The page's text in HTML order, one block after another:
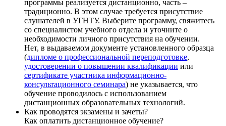
программы реализуется дистанционно, часть –
традиционно. В этом случае требуется присутствие
слушателей в УГНТУ. Выберите программу, свяжитесь
со специалистом учебного отдела и уточните о
необходимости личного присутствия на обучении.
Нет, в выдаваемом документе установленного образца
(дипломе о профессиональной переподготовке,
удостоверении о повышении квалификации или
сертификате участника информационно-
консультационного семинара) не указывается, что
обучение проводилось с использованием
дистанционных образовательных технологий.
Как проводятся экзамены и зачеты?
Как оплатить дистанционное обучение?